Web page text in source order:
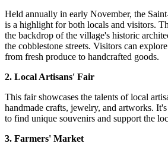
Held annually in early November, the
is a highlight for both locals and visitors.
the backdrop of the village's historic
the cobblestone streets. Visitors can
from fresh produce to handcrafted goods.
2. Local Artisans' Fair
This fair showcases the talents of local
handmade crafts, jewelry, and artworks.
to find unique souvenirs and support the
3. Farmers' Market